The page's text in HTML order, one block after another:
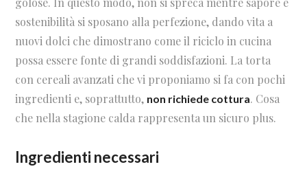
sostenibilità si sposano alla perfezione, dando vita a
nuovi dolci che dimostrano come il riciclo in cucina
possa essere fonte di grandi soddisfazioni. La torta
con cereali avanzati che vi proponiamo si fa con pochi
ingredienti e, soprattutto, non richiede cottura. Cosa
che nella stagione calda rappresenta un sicuro plus.
Ingredienti necessari